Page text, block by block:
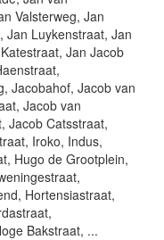
Valsterweg, Jan
Jan Luykenstraat, Jan
Jan Jacob
Jacobahof, Jacob van
Jacob van
Jacob Catsstraat,
Iroko, Indus,
Hugo de Grootplein,
Hortensiastraat,
Bakstraat, ...